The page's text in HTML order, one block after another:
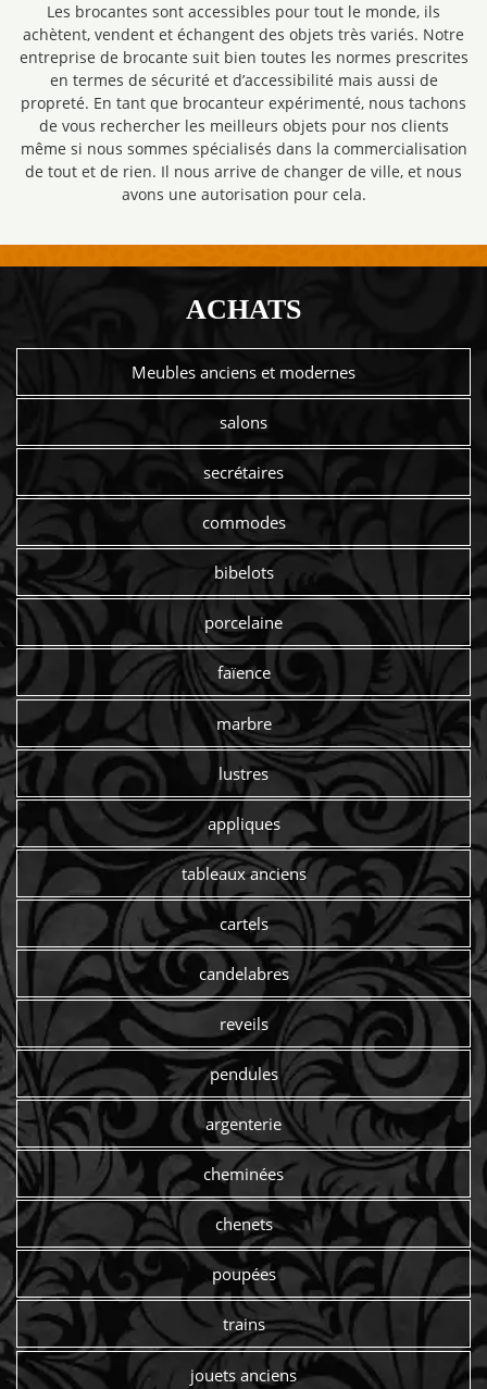
Les brocantes sont accessibles pour tout le monde, ils
achètent, vendent et échangent des objets très variés. Notre
entreprise de brocante suit bien toutes les normes prescrites
en termes de sécurité et d’accessibilité mais aussi de
propreté. En tant que brocanteur expérimenté, nous tachons
de vous rechercher les meilleurs objets pour nos clients
même si nous sommes spécialisés dans la commercialisation
de tout et de rien. Il nous arrive de changer de ville, et nous
avons une autorisation pour cela.
ACHATS
Meubles anciens et modernes
salons
secrétaires
commodes
bibelots
porcelaine
faïence
marbre
lustres
appliques
tableaux anciens
cartels
candelabres
reveils
pendules
argenterie
cheminées
chenets
poupées
trains
jouets anciens